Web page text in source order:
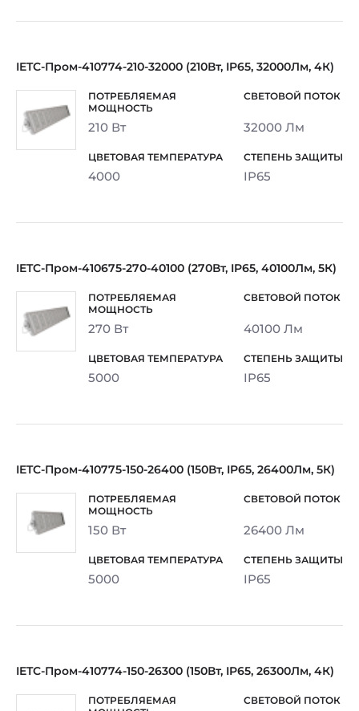
IETC-Пром-410774-210-32000 (210Вт, IP65, 32000Лм, 4К)
210 Вт 32000 Лм
4000 IP65
IETC-Пром-410675-270-40100 (270Вт, IP65, 40100Лм, 5К)
270 Вт 40100 Лм
5000 IP65
IETC-Пром-410775-150-26400 (150Вт, IP65, 26400Лм, 5К)
150 Вт 26400 Лм
5000 IP65
IETC-Пром-410774-150-26300 (150Вт, IP65, 26300Лм, 4К)